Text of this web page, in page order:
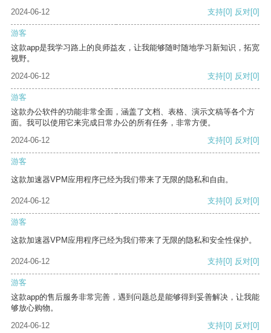
2024-06-12
支持[0] 反对[0]
游客
这款app是我学习路上的良师益友，让我能够随时随地学习新知识，拓宽
视野。
2024-06-12
支持[0] 反对[0]
游客
这款办公软件的功能非常全面，涵盖了文档、表格、演示文稿等各个方
面。我可以使用它来完成日常办公的所有任务，非常方便。
2024-06-12
支持[0] 反对[0]
游客
这款加速器VPM应用程序已经为我们带来了无限的隐私和自由。
2024-06-12 支持[0] 反对[0]
游客
这款加速器VPM应用程序已经为我们带来了无限的隐私和安全性保护。
2024-06-12 支持[0] 反对[0]
游客
这款app的售后服务非常完善，遇到问题总是能够得到妥善解决，让我能
够放心购物。
2024-06-12
支持[0] 反对[0]